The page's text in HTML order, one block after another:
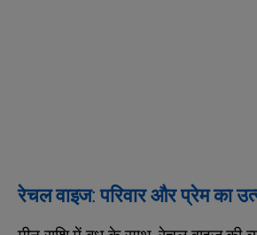
रेचल वाइज: परिवार और प्रेम का